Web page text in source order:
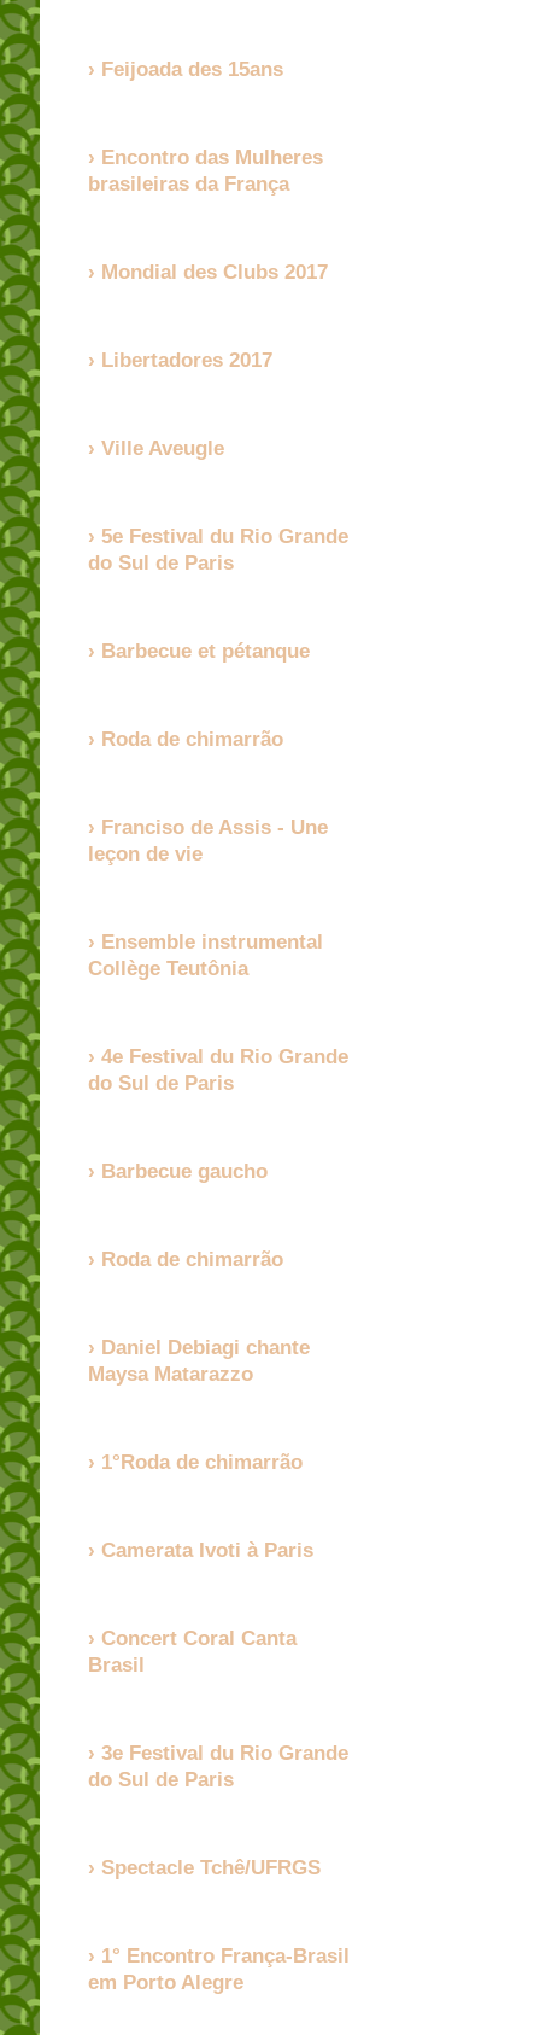
Feijoada des 15ans
Encontro das Mulheres
brasileiras da França
Mondial des Clubs 2017
Libertadores 2017
Ville Aveugle
5e Festival du Rio Grande
do Sul de Paris
Barbecue et pétanque
Roda de chimarrão
Franciso de Assis - Une
leçon de vie
Ensemble instrumental
Collège Teutônia
4e Festival du Rio Grande
do Sul de Paris
Barbecue gaucho
Roda de chimarrão
Daniel Debiagi chante
Maysa Matarazzo
1°Roda de chimarrão
Camerata Ivoti à Paris
Concert Coral Canta
Brasil
3e Festival du Rio Grande
do Sul de Paris
Spectacle Tchê/UFRGS
1° Encontro França-Brasil
em Porto Alegre